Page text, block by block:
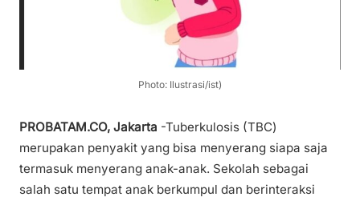
Photo: Ilustrasi/ist)
PROBATAM.CO, Jakarta -Tuberkulosis (TBC)
merupakan penyakit yang bisa menyerang siapa saja
termasuk menyerang anak-anak. Sekolah sebagai
salah satu tempat anak berkumpul dan berinteraksi